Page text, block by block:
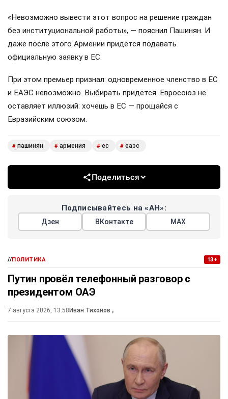
«Невозможно вывести этот вопрос на решение граждан
без институциональной работы», — пояснил Пашинян. И
даже после этого Армении придётся подавать
официальную заявку в ЕС.
При этом премьер признал: одновременное членство в ЕС
и ЕАЭС невозможно. Выбирать придётся. Евросоюз не
оставляет иллюзий: хочешь в ЕС — прощайся с
Евразийским союзом.
# пашинян # армения # ес # еаэс
Поделиться
Подписывайтесь на «АН»:
Дзен ВКонтакте МАХ
//ПОЛИТИКА 13+
Путин провёл телефонный разговор с
президентом ОАЭ
7 августа 2026, 13:58 Иван Тихонов ,